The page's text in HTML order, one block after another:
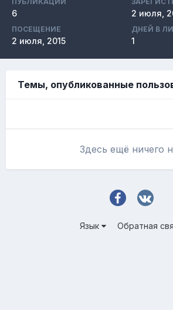
6 2 июля,
ПОСЕЩЕНИЕ
2 июля, 2015
ДНЕЙ В
1
Темы, опубликованные
Здесь ещё ничего
Язык Обратная